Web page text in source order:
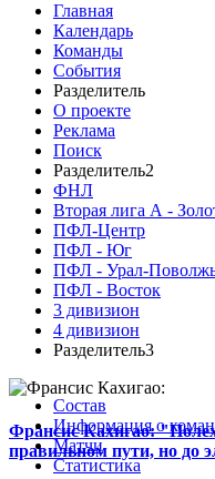
Главная
Календарь
Команды
События
Разделитель
О проекте
Реклама
Поиск
Разделитель2
ФНЛ
Вторая лига А -
ПФЛ-Центр
ПФЛ - Юг
ПФЛ - Урал-
ПФЛ - Восток
3 дивизион
4 дивизион
Разделитель3
Франсис Кахигао:
правильном пути, но до
Состав
Информация о
Матчи
Статистика